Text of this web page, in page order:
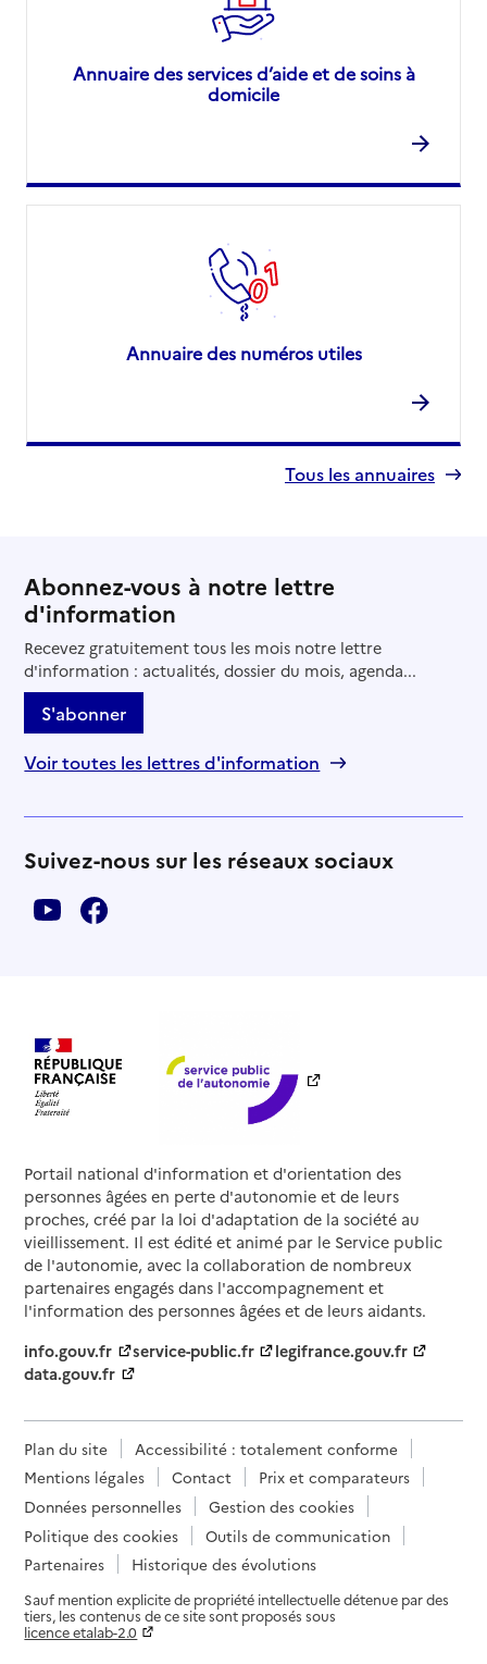
Annuaire des services d’aide et de soins à
domicile
Annuaire des numéros utiles
Tous les annuaires
Abonnez-vous à notre lettre
d'information
Recevez gratuitement tous les mois notre lettre
d'information : actualités, dossier du mois, agenda...
S'abonner
Voir toutes les lettres d'information
Suivez-nous sur les réseaux sociaux
Portail national d'information et d'orientation des
personnes âgées en perte d'autonomie et de leurs
proches, créé par la loi d'adaptation de la société au
vieillissement. Il est édité et animé par le Service public
de l'autonomie, avec la collaboration de nombreux
partenaires engagés dans l'accompagnement et
l'information des personnes âgées et de leurs aidants.
info.gouv.fr
service-public.fr
legifrance.gouv.fr
data.gouv.fr
Plan du site
Accessibilité : totalement conforme
Mentions légales
Contact
Prix et comparateurs
Données personnelles
Gestion des cookies
Politique des cookies
Outils de communication
Partenaires
Historique des évolutions
Sauf mention explicite de propriété intellectuelle détenue par des
tiers, les contenus de ce site sont proposés sous
licence etalab-2.0